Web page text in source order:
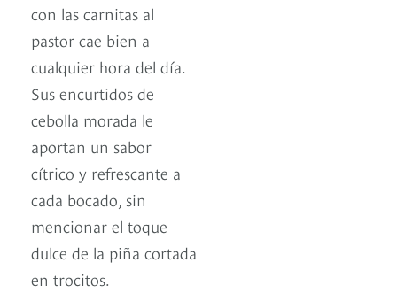
con las carnitas al
pastor cae bien a
cualquier hora del día.
Sus encurtidos de
cebolla morada le
aportan un sabor
cítrico y refrescante a
cada bocado, sin
mencionar el toque
dulce de la piña cortada
en trocitos.